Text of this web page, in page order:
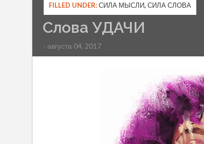
FILLED UNDER:СИЛА МЫСЛИ, СИЛА СЛОВА
Слова УДАЧИ
- августа 04, 2017